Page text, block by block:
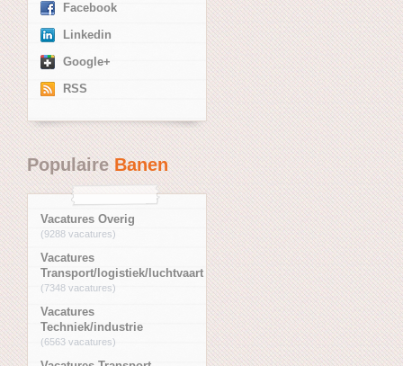
Facebook
Linkedin
Google+
RSS
PopulaireBanen
Vacatures Overig
(9288 vacatures)
Vacatures
Transport/logistiek/luchtvaart
(7348 vacatures)
Vacatures
Techniek/industrie
(6563 vacatures)